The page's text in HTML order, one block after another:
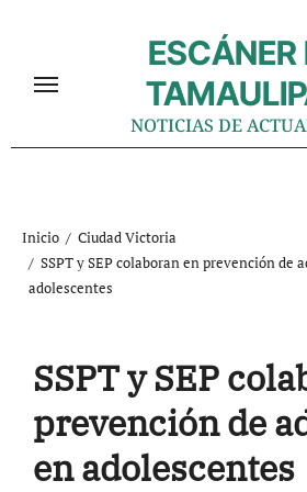
contenido
ESCÁNER
NOTICIAS DE
Inicio
Ciudad Victoria
SSPT y SEP colaboran en prevención de
adolescentes
SSPT y SEP
prevención de
en adolescentes